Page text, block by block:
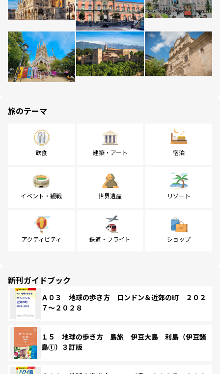
旅のテーマ
飲食 建築・アート 宿泊
イベント・観戦 世界遺産 リゾート
アクティビティ 鉄道・フライト ショップ
新刊ガイドブック
Ａ０３ 地球の歩き方 ロンドン＆近郊の町 ２０２
７～２０２８
１５ 地球の歩き方 島旅 伊豆大島 利島（伊豆諸
島①）３訂版